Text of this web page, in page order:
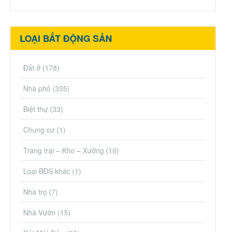
LOẠI BẤT ĐỘNG SẢN
Đất ở (178)
Nhà phố (335)
Biệt thự (33)
Chung cư (1)
Trang trại – Kho – Xưởng (10)
Loại BĐS khác (1)
Nhà trọ (7)
Nhà Vườn (15)